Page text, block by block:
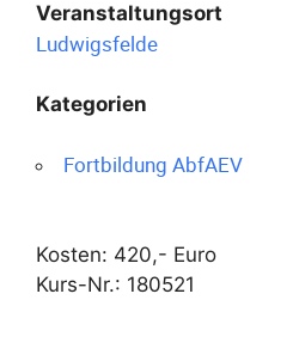
Veranstaltungsort
Ludwigsfelde
Kategorien
Fortbildung AbfAEV
Kosten: 420,- Euro
Kurs-Nr.: 180521